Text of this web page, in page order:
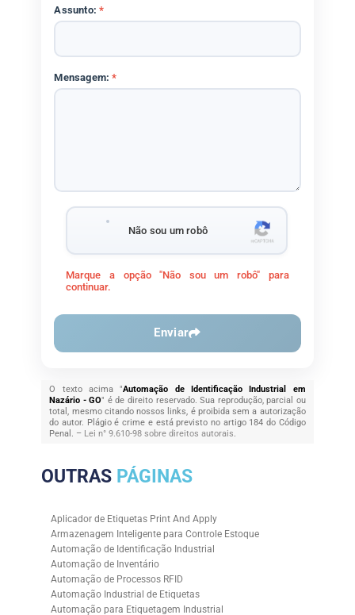
Assunto:*
Mensagem:*
Não sou um robô
Marque a opção "Não sou um robô" para
continuar.
Enviar
O texto acima "Automação de Identificação Industrial em
Nazário - GO" é de direito reservado. Sua reprodução, parcial ou
total, mesmo citando nossos links, é proibida sem a autorização
do autor. Plágio é crime e está previsto no artigo 184 do Código
Penal. – Lei n° 9.610-98 sobre direitos autorais.
OUTRAS PÁGINAS
Aplicador de Etiquetas Print And Apply
Armazenagem Inteligente para Controle Estoque
Automação de Identificação Industrial
Automação de Inventário
Automação de Processos RFID
Automação Industrial de Etiquetas
Automação para Etiquetagem Industrial